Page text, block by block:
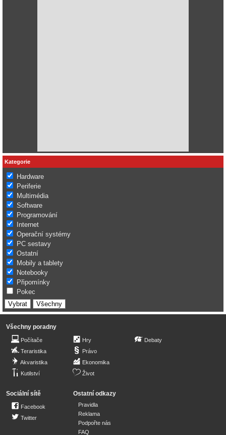
Kategorie
Hardware
Periferie
Multimédia
Software
Programování
Internet
Operační systémy
PC sestavy
Ostatní
Mobily a tablety
Notebooky
Připomínky
Pokec
Všechny poradny
Počítače
Teraristika
Akvaristika
Kutilství
Hry
Právo
Ekonomika
Život
Debaty
Sociální sítě
Facebook
Twitter
Ostatní odkazy
Pravidla
Reklama
Podpořte nás
FAQ